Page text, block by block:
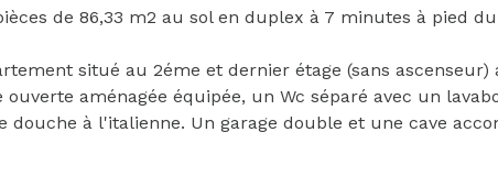
de 86,33 m2 au sol en duplex à 7 minutes à pied
situé au 2éme et dernier étage (sans
aménagée équipée, un Wc séparé avec un
douche à l'italienne. Un garage double et une cave